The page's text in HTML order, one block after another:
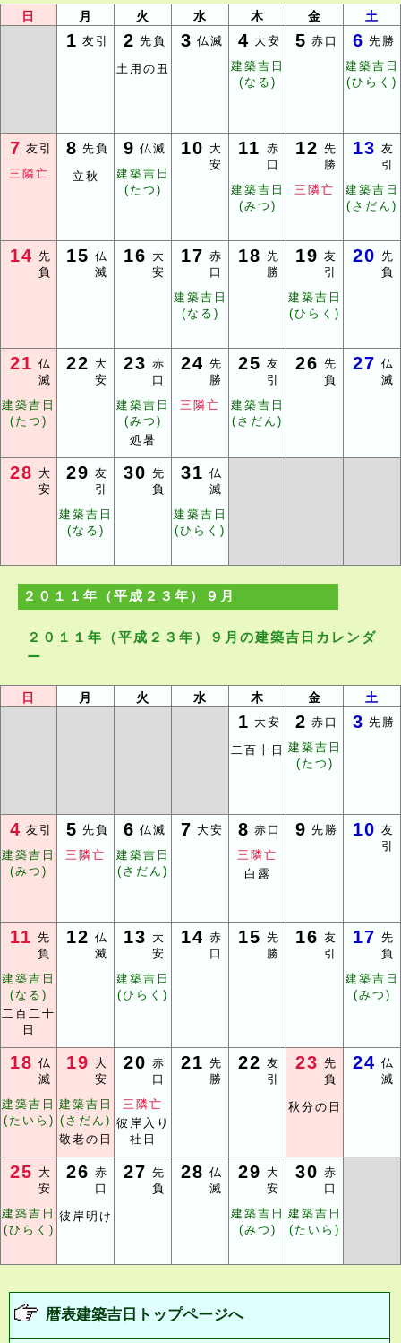
日 月 火 水 木 金 土
1 友引 2 先負
土用の丑
3 仏滅 4 大安
建築吉日
(なる)
5 赤口 6 先勝
建築吉日
(ひらく)
7 友引
三隣亡
8 先負
立秋
9 仏滅
建築吉日
(たつ)
10 大
安
11 赤
口
建築吉日
(みつ)
12 先
勝
三隣亡
13 友
引
建築吉日
(さだん)
14 先
負
15 仏
滅
16 大
安
17 赤
口
建築吉日
(なる)
18 先
勝
19 友
引
建築吉日
(ひらく)
20 先
負
21 仏
滅
建築吉日
(たつ)
22 大
安
23 赤
口
建築吉日
(みつ)
処暑
24 先
勝
三隣亡
25 友
引
建築吉日
(さだん)
26 先
負
27 仏
滅
28 大
安
29 友
引
建築吉日
(なる)
30 先
負
31 仏
滅
建築吉日
(ひらく)
２０１１年（平成２３年）９月
２０１１年（平成２３年）９月の建築吉日カレンダ
ー
日 月 火 水 木 金 土
1 大安
二百十日
2 赤口
建築吉日
(たつ)
3 先勝
4 友引
建築吉日
(みつ)
5 先負
三隣亡
6 仏滅
建築吉日
(さだん)
7 大安 8 赤口
三隣亡
白露
9 先勝 10 友
引
11 先
負
建築吉日
(なる)
二百二十
日
12 仏
滅
13 大
安
建築吉日
(ひらく)
14 赤
口
15 先
勝
16 友
引
17 先
負
建築吉日
(みつ)
18 仏
滅
建築吉日
(たいら)
19 大
安
建築吉日
(さだん)
敬老の日
20 赤
口
三隣亡
彼岸入り
社日
21 先
勝
22 友
引
23 先
負
秋分の日
24 仏
滅
25 大
安
建築吉日
(ひらく)
26 赤
口
彼岸明け
27 先
負
28 仏
滅
29 大
安
建築吉日
(みつ)
30 赤
口
建築吉日
(たいら)
暦表建築吉日トップページへ